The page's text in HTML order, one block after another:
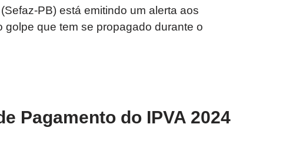
PB) está emitindo um alerta aos
que tem se propagado durante o
Pagamento do IPVA 2024